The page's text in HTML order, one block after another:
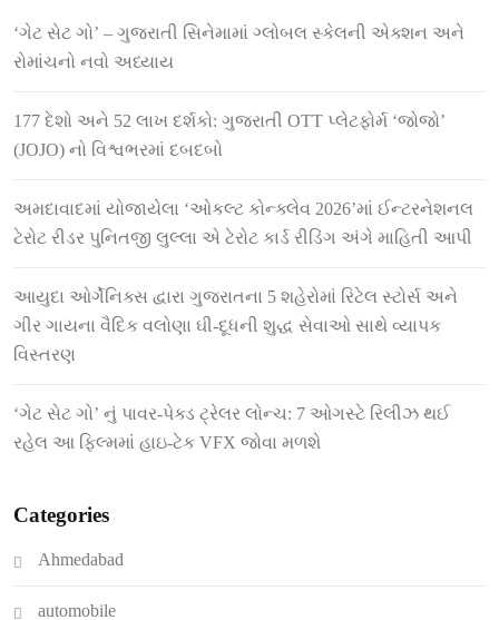
‘ગેટ સેટ ગો’ – ગુજરાતી સિનેમામાં ગ્લોબલ સ્કેલની એક્શન અને
રોમાંચનો નવો અધ્યાય
177 દેશો અને 52 લાખ દર્શકો: ગુજરાતી OTT પ્લેટફોર્મ ‘જોજો’
(JOJO) નો વિશ્વભરમાં દબદબો
અમદાવાદમાં યોજાયેલા ‘ઓકલ્ટ કોન્ક્લેવ 2026’માં ઈન્ટરનેશનલ
ટેરોટ રીડર પુનિતજી લુલ્લા એ ટેરોટ કાર્ડ રીડિંગ અંગે માહિતી આપી
આયુદા ઓર્ગેનિક્સ દ્વારા ગુજરાતના 5 શહેરોમાં રિટેલ સ્ટોર્સ અને
ગીર ગાયના વૈદિક વલોણા ઘી-દૂધની શુદ્ધ સેવાઓ સાથે વ્યાપક
વિસ્તરણ
‘ગેટ સેટ ગો’ નું પાવર-પેક્ડ ટ્રેલર લોન્ચ: 7 ઓગસ્ટે રિલીઝ થઈ
રહેલ આ ફિલ્મમાં હાઇ-ટેક VFX જોવા મળશે
Categories
Ahmedabad
automobile